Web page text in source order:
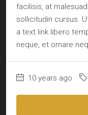
facilisis, at
sollicitudin cursus.
a text link libero
neque, et ornare
10 years ago